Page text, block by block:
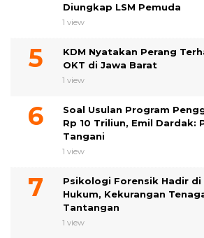
Diungkap LSM Pemuda
1 view
KDM Nyatakan Perang
OKT di Jawa Barat
1 view
Soal Usulan Program
Rp 10 Triliun, Emil Dardak:
Tangani
1 view
Psikologi Forensik Hadir di
Hukum, Kekurangan
Tantangan
1 view